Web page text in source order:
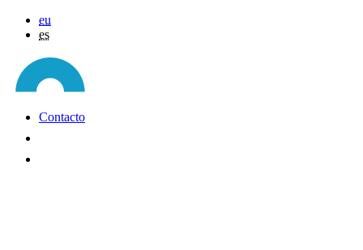
eu
es
Contacto